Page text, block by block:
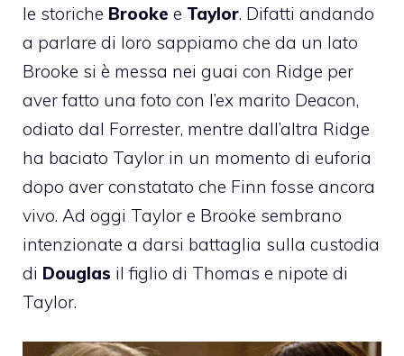
le storiche Brooke e Taylor. Difatti andando
a parlare di loro sappiamo che da un lato
Brooke si è messa nei guai con Ridge per
aver fatto una foto con l’ex marito Deacon,
odiato dal Forrester, mentre dall’altra Ridge
ha baciato Taylor in un momento di euforia
dopo aver constatato che Finn fosse ancora
vivo. Ad oggi Taylor e Brooke sembrano
intenzionate a darsi battaglia sulla custodia
di Douglas il figlio di Thomas e nipote di
Taylor.